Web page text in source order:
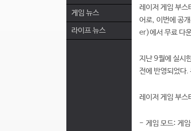
게임 뉴스
라이프 뉴스
레이저 게임 부
어로, 이번에 공
er)에서 무료 다
지난 9월에 실시
전에 반영되었다.
레이저 게임 부스
- 게임 모드: 게임